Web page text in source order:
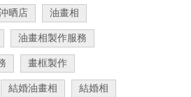
晒店 油畫相
油畫相製作服務
畫框製作
結婚油畫相 結婚相